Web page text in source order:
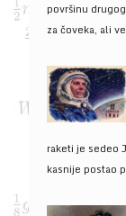
površinu
za čoveka, ali
raketi je sedeo
kasnije postao